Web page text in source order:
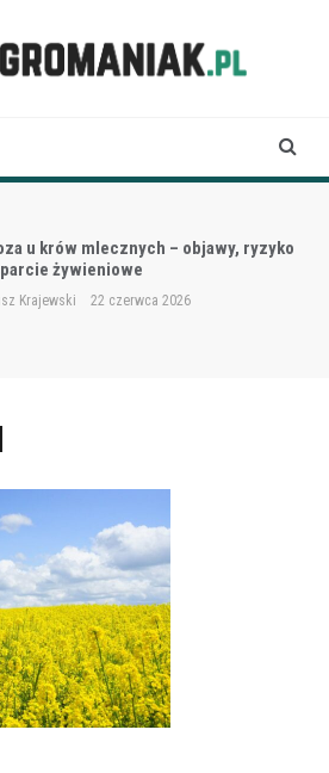
u krów mlecznych – objawy, ryzyko
żywieniowe
Krajewski 22 czerwca 2026